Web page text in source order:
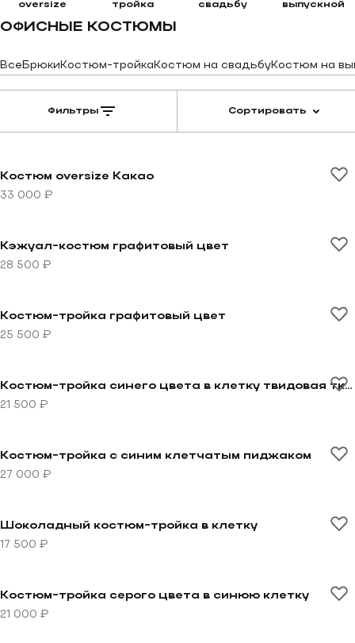
oversize
тройка
свадьбу
выпускной
ОФИСНЫЕ КОСТЮМЫ
ВсеБрюкиКостюм-тройкаКостюм на свадьбуКостюм на
Фильтры Сортировать
Костюм oversize Какао
33 000 ₽
Перейти к товару Кэжуал-костюм графитовый цвет
Кэжуал-костюм графитовый цвет
28 500 ₽
Перейти к товару Костюм-тройка графитовый цвет
Костюм-тройка графитовый цвет
25 500 ₽
Перейти к товару Костюм-тройка синего цвета в
Костюм-тройка синего цвета в клетку твидовая ткань
21 500 ₽
Перейти к товару Костюм-тройка с синим
Костюм-тройка с синим клетчатым пиджаком
27 000 ₽
Перейти к товару Шоколадный костюм-тройка в
Шоколадный костюм-тройка в клетку
17 500 ₽
Перейти к товару Костюм-тройка серого цвета в
Костюм-тройка серого цвета в синюю клетку
21 000 ₽